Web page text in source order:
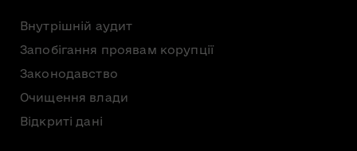
Внутрішній аудит
Запобігання проявам корупції
Законодавство
Очищення влади
Відкриті дані